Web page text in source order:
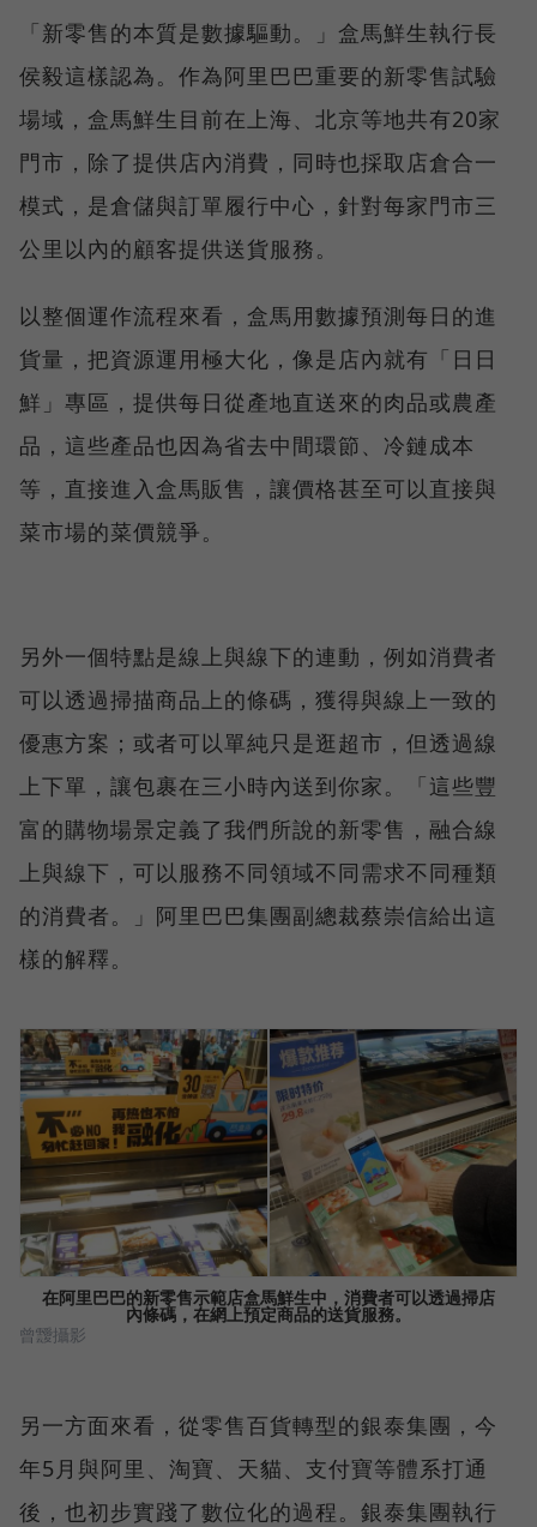
「新零售的本質是數據驅動。」盒馬鮮生執行長
侯毅這樣認為。作為阿里巴巴重要的新零售試驗
場域，盒馬鮮生目前在上海、北京等地共有20家
門市，除了提供店內消費，同時也採取店倉合一
模式，是倉儲與訂單履行中心，針對每家門市三
公里以內的顧客提供送貨服務。
以整個運作流程來看，盒馬用數據預測每日的進
貨量，把資源運用極大化，像是店內就有「日日
鮮」專區，提供每日從產地直送來的肉品或農產
品，這些產品也因為省去中間環節、冷鏈成本
等，直接進入盒馬販售，讓價格甚至可以直接與
菜市場的菜價競爭。
另外一個特點是線上與線下的連動，例如消費者
可以透過掃描商品上的條碼，獲得與線上一致的
優惠方案；或者可以單純只是逛超市，但透過線
上下單，讓包裹在三小時內送到你家。「這些豐
富的購物場景定義了我們所說的新零售，融合線
上與線下，可以服務不同領域不同需求不同種類
的消費者。」阿里巴巴集團副總裁蔡崇信給出這
樣的解釋。
在阿里巴巴的新零售示範店盒馬鮮生中，消費者可以透過掃店
內條碼，在網上預定商品的送貨服務。
曾靉攝影
另一方面來看，從零售百貨轉型的銀泰集團，今
年5月與阿里、淘寶、天貓、支付寶等體系打通
後，也初步實踐了數位化的過程。銀泰集團執行